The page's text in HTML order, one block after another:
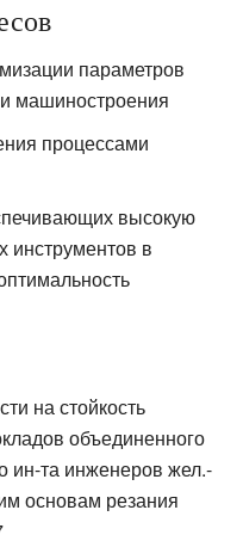
параметров
машиностроения
процессами
высокую
инструментов в
на стойкость
объединенного
ин-та инженеров жел.-
основам резания